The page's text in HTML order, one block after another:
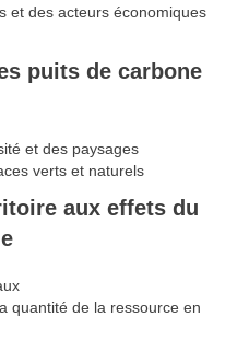
et des acteurs économiques
puits de carbone
et des paysages
verts et naturels
aux effets du
quantité de la ressource en